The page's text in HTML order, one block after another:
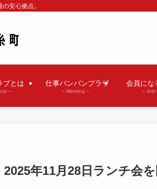
安心拠点。
ブとは
–
仕事バンバンプラザ
– Meeting –
会員にな
– Join
2025年11月28日ランチ会